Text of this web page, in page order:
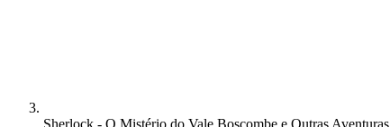
Sherlock - O Mistério do Vale Boscombe e Outras Aventuras